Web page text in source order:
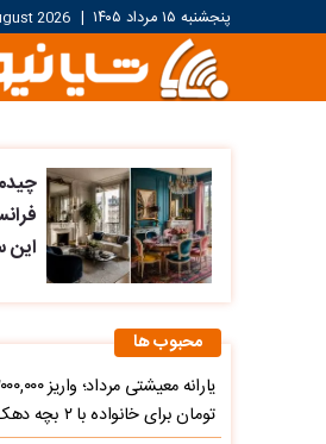
پنجشنبه ۱۵ مرداد ۱۴۰۵ |
2026
این
محبوب ها
یارانه معیشتی مرداد؛
تومان برای خانواده با ۲ بچه دهک ۹